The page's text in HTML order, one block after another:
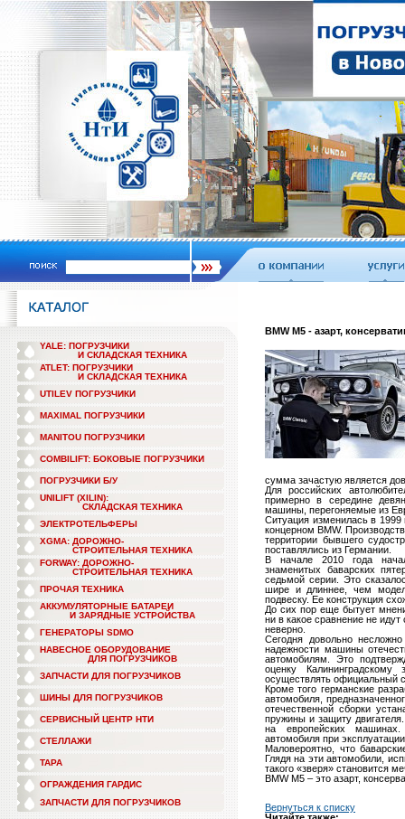
YALE: ПОГРУЗЧИКИ
И СКЛАДСКАЯ ТЕХНИКА
ATLET: ПОГРУЗЧИКИ
И СКЛАДСКАЯ ТЕХНИКА
UTILEV ПОГРУЗЧИКИ
MAXIMAL ПОГРУЗЧИКИ
MANITOU ПОГРУЗЧИКИ
COMBILIFT: БОКОВЫЕ ПОГРУЗЧИКИ
ПОГРУЗЧИКИ Б/У
UNILIFT (XILIN):
СКЛАДСКАЯ ТЕХНИКА
ЭЛЕКТРОТЕЛЬФЕРЫ
XGMA: ДОРОЖНО-
СТРОИТЕЛЬНАЯ ТЕХНИКА
FORWAY: ДОРОЖНО-
СТРОИТЕЛЬНАЯ ТЕХНИКА
ПРОЧАЯ ТЕХНИКА
АККУМУЛЯТОРНЫЕ БАТАРЕИ
И ЗАРЯДНЫЕ УСТРОЙСТВА
ГЕНЕРАТОРЫ SDMO
НАВЕСНОЕ ОБОРУДОВАНИЕ
ДЛЯ ПОГРУЗЧИКОВ
ЗАПЧАСТИ ДЛЯ ПОГРУЗЧИКОВ
ШИНЫ ДЛЯ ПОГРУЗЧИКОВ
СЕРВИСНЫЙ ЦЕНТР НТИ
СТЕЛЛАЖИ
ТАРА
ОГРАЖДЕНИЯ ГАРДИС
ЗАПЧАСТИ ДЛЯ ПОГРУЗЧИКОВ
BMW M5 - азарт,
сумма зачастую является
Для российских
примерно в середине
машины, перегоняемые из
Ситуация изменилась в 1999
концерном BMW.
территории бывшего
поставлялись из Германии.
В начале 2010 года
знаменитых баварских
седьмой серии. Это
шире и длиннее, чем
подвеску. Ее конструкция
До сих пор еще бытует
ни в какое сравнение не
неверно.
Сегодня довольно
надежности машины
автомобилям. Это
оценку
осуществлять официальный
Кроме того германские
автомобиля,
отечественной сборки
пружины и защиту
на европейских
автомобиля при
Маловероятно, что
Глядя на эти автомобили,
такого «зверя» становится
BMW M5 – это азарт,
Вернуться к списку